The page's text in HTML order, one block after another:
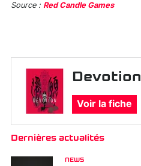
Source : Red Candle Games
Devotion
Voir la fiche
Dernières actualités
NEWS